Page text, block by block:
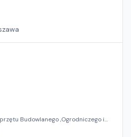
Budowlanego ,Ogrodniczego i